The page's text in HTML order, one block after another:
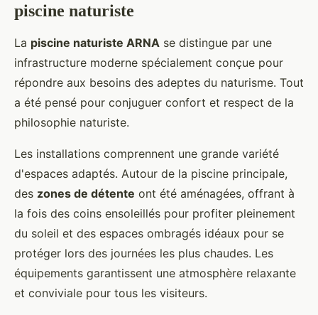
piscine naturiste
La piscine naturiste ARNA se distingue par une
infrastructure moderne spécialement conçue pour
répondre aux besoins des adeptes du naturisme. Tout
a été pensé pour conjuguer confort et respect de la
philosophie naturiste.
Les installations comprennent une grande variété
d'espaces adaptés. Autour de la piscine principale,
des zones de détente ont été aménagées, offrant à
la fois des coins ensoleillés pour profiter pleinement
du soleil et des espaces ombragés idéaux pour se
protéger lors des journées les plus chaudes. Les
équipements garantissent une atmosphère relaxante
et conviviale pour tous les visiteurs.